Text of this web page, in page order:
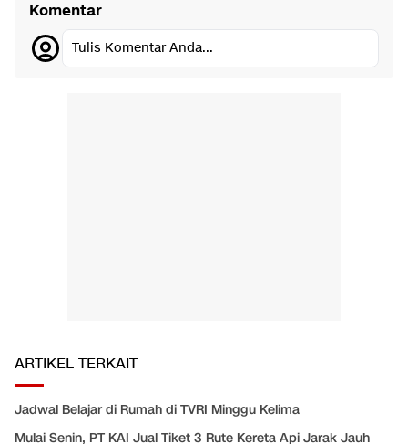
Komentar
Tulis Komentar Anda...
ARTIKEL TERKAIT
Jadwal Belajar di Rumah di TVRI Minggu Kelima
Mulai Senin, PT KAI Jual Tiket 3 Rute Kereta Api Jarak Jauh